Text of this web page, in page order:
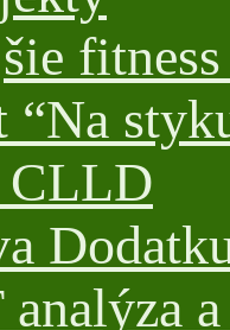
“Na
CLLD
analýza